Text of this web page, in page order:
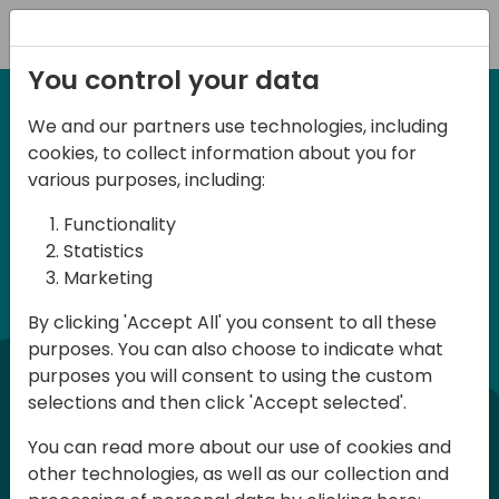
d
20 November 2025
Polish BC Day 2025
Organizatorami Business Central Day
Poland 2025 są Directions for Partners
oraz Warsaw Business Central Group,
która wspiera rozwój wiedzy na temat
Business Central w Polsce, w
szczególności poprzez organizację
bezpłatnych spotkań w Warszawie
poświęconych Business Central.
You control your data
We and our partners use technologies, including
cookies, to collect information about you for
various purposes, including:
Functionality
Statistics
Marketing
By clicking 'Accept All' you consent to all these
purposes. You can also choose to indicate what
purposes you will consent to using the custom
selections and then click 'Accept selected'.
You can read more about our use of cookies and
other technologies, as well as our collection and